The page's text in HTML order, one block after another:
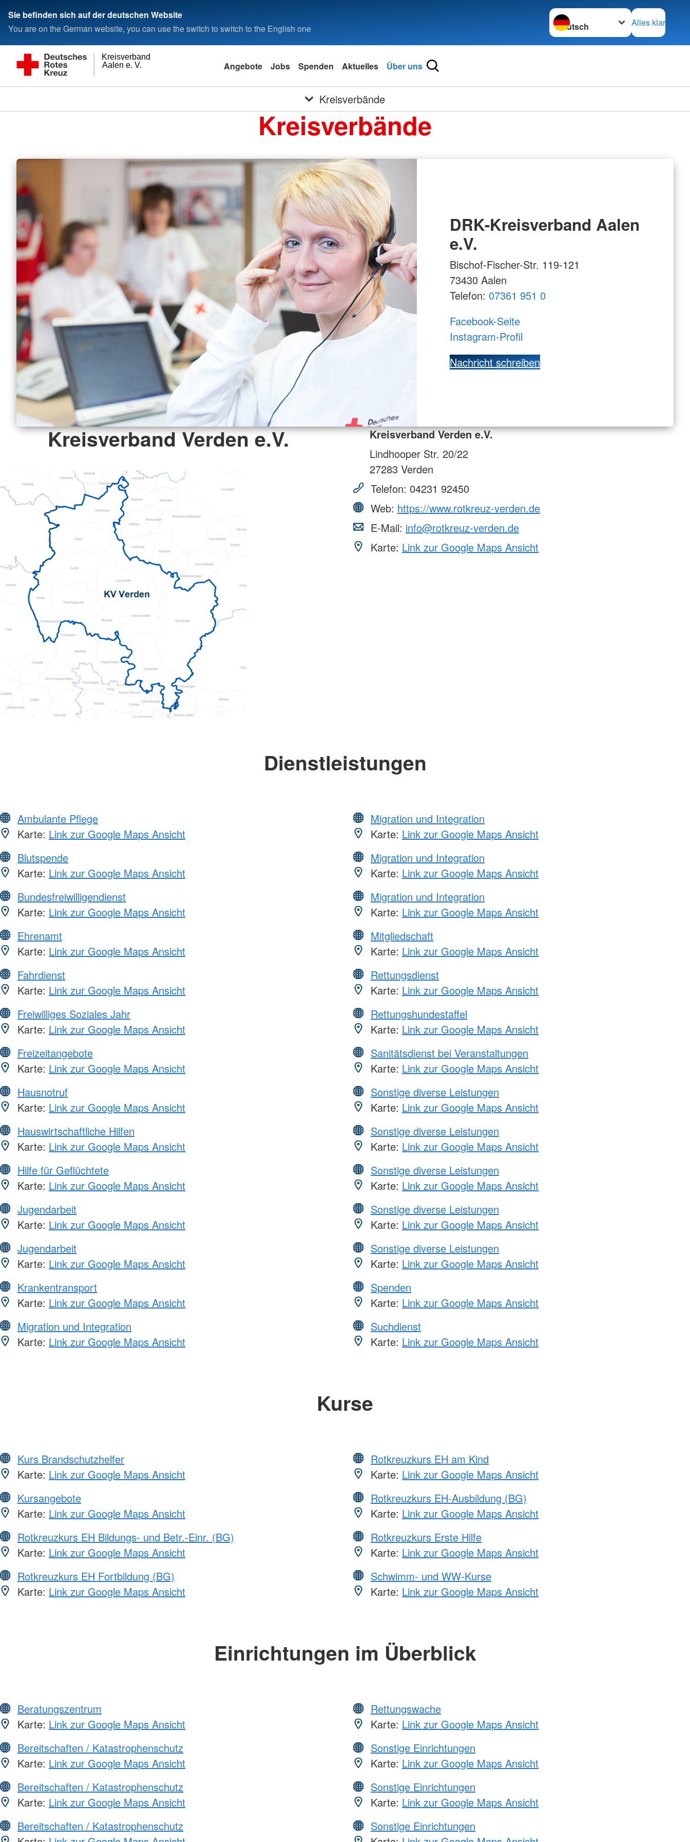
Sie befinden sich auf der deutschen Website
You are on the German website, you can use the switch to switch to the English one
Sprache wechseln zu
Alles klar
Aalen e. V.
Kreisverband
Angebote Jobs Spenden Aktuelles Über uns
Kreisverbände
Kreisverbände
DRK-Kreisverband Aalen
e.V.
Bischof-Fischer-Str. 119-121
73430 Aalen
Telefon: 07361 951 0
Facebook-Seite
Instagram-Profil
Nachricht schreiben
Kreisverband Verden e.V.
Kreisverband Verden e.V.
Lindhooper Str. 20/22
27283 Verden
Telefon: 04231 92450
Web: https://www.rotkreuz-verden.de
E-Mail: info@rotkreuz-verden.de
Karte: Link zur Google Maps Ansicht
Dienstleistungen
Ambulante Pflege
Karte: Link zur Google Maps Ansicht
Blutspende
Karte: Link zur Google Maps Ansicht
Bundesfreiwilligendienst
Karte: Link zur Google Maps Ansicht
Ehrenamt
Karte: Link zur Google Maps Ansicht
Fahrdienst
Karte: Link zur Google Maps Ansicht
Freiwilliges Soziales Jahr
Karte: Link zur Google Maps Ansicht
Freizeitangebote
Karte: Link zur Google Maps Ansicht
Hausnotruf
Karte: Link zur Google Maps Ansicht
Hauswirtschaftliche Hilfen
Karte: Link zur Google Maps Ansicht
Hilfe für Geflüchtete
Karte: Link zur Google Maps Ansicht
Jugendarbeit
Karte: Link zur Google Maps Ansicht
Jugendarbeit
Karte: Link zur Google Maps Ansicht
Krankentransport
Karte: Link zur Google Maps Ansicht
Migration und Integration
Karte: Link zur Google Maps Ansicht
Migration und Integration
Karte: Link zur Google Maps Ansicht
Migration und Integration
Karte: Link zur Google Maps Ansicht
Migration und Integration
Karte: Link zur Google Maps Ansicht
Mitgliedschaft
Karte: Link zur Google Maps Ansicht
Rettungsdienst
Karte: Link zur Google Maps Ansicht
Rettungshundestaffel
Karte: Link zur Google Maps Ansicht
Sanitätsdienst bei Veranstaltungen
Karte: Link zur Google Maps Ansicht
Sonstige diverse Leistungen
Karte: Link zur Google Maps Ansicht
Sonstige diverse Leistungen
Karte: Link zur Google Maps Ansicht
Sonstige diverse Leistungen
Karte: Link zur Google Maps Ansicht
Sonstige diverse Leistungen
Karte: Link zur Google Maps Ansicht
Sonstige diverse Leistungen
Karte: Link zur Google Maps Ansicht
Spenden
Karte: Link zur Google Maps Ansicht
Suchdienst
Karte: Link zur Google Maps Ansicht
Kurse
Kurs Brandschutzhelfer
Karte: Link zur Google Maps Ansicht
Kursangebote
Karte: Link zur Google Maps Ansicht
Rotkreuzkurs EH Bildungs- und Betr.-Einr. (BG)
Karte: Link zur Google Maps Ansicht
Rotkreuzkurs EH Fortbildung (BG)
Karte: Link zur Google Maps Ansicht
Rotkreuzkurs EH am Kind
Karte: Link zur Google Maps Ansicht
Rotkreuzkurs EH-Ausbildung (BG)
Karte: Link zur Google Maps Ansicht
Rotkreuzkurs Erste Hilfe
Karte: Link zur Google Maps Ansicht
Schwimm- und WW-Kurse
Karte: Link zur Google Maps Ansicht
Einrichtungen im Überblick
Beratungszentrum
Karte: Link zur Google Maps Ansicht
Bereitschaften / Katastrophenschutz
Karte: Link zur Google Maps Ansicht
Bereitschaften / Katastrophenschutz
Karte: Link zur Google Maps Ansicht
Bereitschaften / Katastrophenschutz
Rettungswache
Karte: Link zur Google Maps Ansicht
Sonstige Einrichtungen
Karte: Link zur Google Maps Ansicht
Sonstige Einrichtungen
Karte: Link zur Google Maps Ansicht
Sonstige Einrichtungen